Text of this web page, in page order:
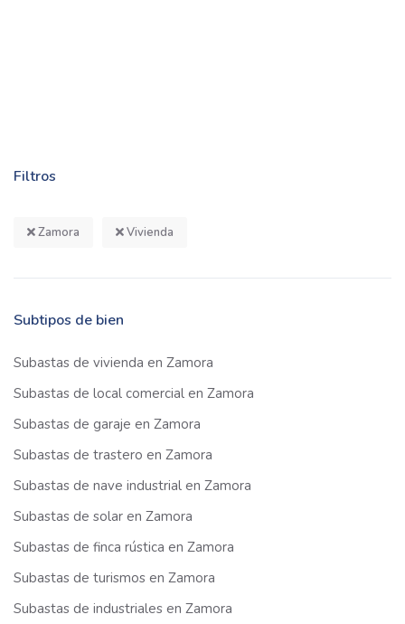
Filtros
Zamora Vivienda
Subtipos de bien
Subastas de vivienda en Zamora
Subastas de local comercial en Zamora
Subastas de garaje en Zamora
Subastas de trastero en Zamora
Subastas de nave industrial en Zamora
Subastas de solar en Zamora
Subastas de finca rústica en Zamora
Subastas de turismos en Zamora
Subastas de industriales en Zamora